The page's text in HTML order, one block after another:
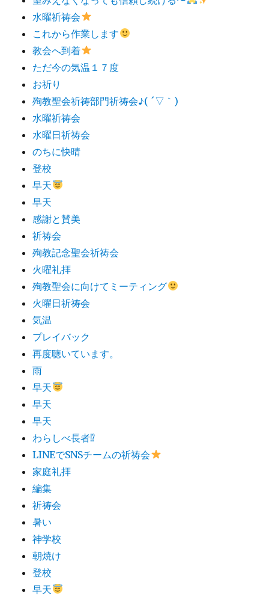
水曜祈祷会
これから作業します
教会へ到着
ただ今の気温１７度
お祈り
殉教聖会祈祷部門祈祷会♪( ´▽｀)
水曜祈祷会
水曜日祈祷会
のちに快晴
登校
早天
早天
感謝と賛美
祈祷会
殉教記念聖会祈祷会
火曜礼拝
殉教聖会に向けてミーティング
火曜日祈祷会
気温
プレイバック
再度聴いています。
雨
早天
早天
早天
わらしべ長者⁉︎
LINEでSNSチームの祈祷会
家庭礼拝
編集
祈祷会
暑い
神学校
朝焼け
登校
早天